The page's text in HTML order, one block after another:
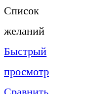
Список
желаний
Быстрый
просмотр